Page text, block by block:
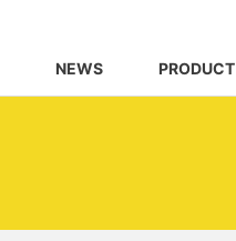
NEWS PRODUCT